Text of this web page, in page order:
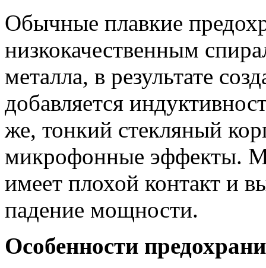
Обычные плавкие
низкокачественным
металла, в результате
добавляется
же, тонкий стекляный
микрофонные эффекты.
имеет плохой контакт и
падение мощности.
Особенности